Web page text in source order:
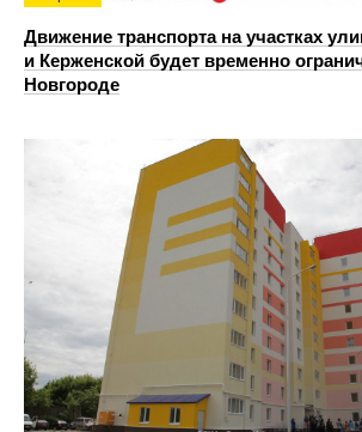
Движение транспорта на участках
и Керженской будет временно
Новгороде